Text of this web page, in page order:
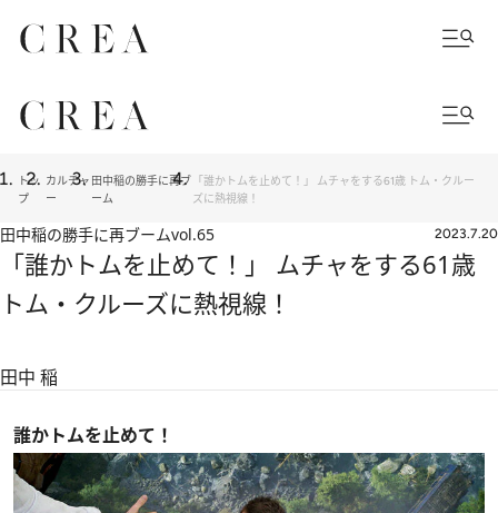
トッ
プ
カルチャ
ー
田中稲の勝手に再ブ
ーム
「誰かトムを止めて！」 ムチャをする61歳 トム・クルー
ズに熱視線！
田中稲の勝手に再ブームvol.65 2023.7.20
「誰かトムを止めて！」 ムチャをする61歳
トム・クルーズに熱視線！
田中 稲
誰かトムを止めて！